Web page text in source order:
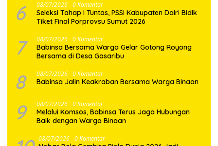
6 08/07/2026 0 Komentar
Seleksi Tahap I Tuntas, PSSI Kabupaten Dairi Bidik
Tiket Final Porprovsu Sumut 2026
7 08/07/2026 0 Komentar
Babinsa Bersama Warga Gelar Gotong Royong
Bersama di Desa Gasaribu
8 08/07/2026 0 Komentar
Babinsa Jalin Keakraban Bersama Warga Binaan
9 08/07/2026 0 Komentar
Melalui Komsos, Babinsa Terus Jaga Hubungan
Baik dengan Warga Binaan
08/07/2026 0 Komentar